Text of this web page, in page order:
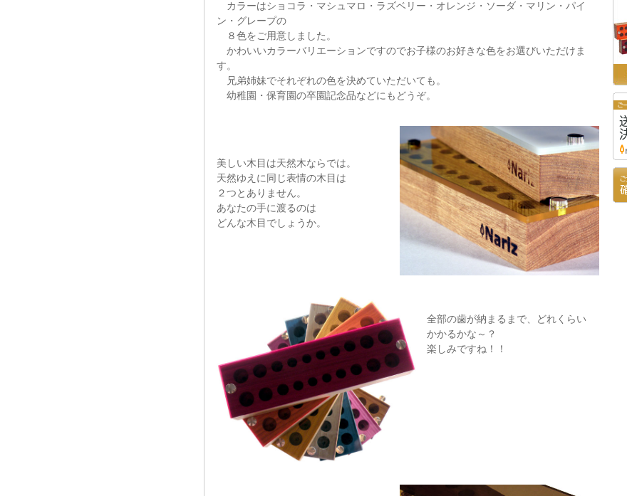
カラーはショコラ・マシュマロ・ラズベリー・オレンジ・ソーダ・マリン・パイ
ン・グレープの
８色をご用意しました。
かわいいカラーバリエーションですのでお子様のお好きな色をお選びいただけま
す。
兄弟姉妹でそれぞれの色を決めていただいても。
幼稚園・保育園の卒園記念品などにもどうぞ。
美しい木目は天然木ならでは。
天然ゆえに同じ表情の木目は
２つとありません。
あなたの手に渡るのは
どんな木目でしょうか。
全部の歯が納まるまで、どれくらい
かかるかな～？
楽しみですね！！